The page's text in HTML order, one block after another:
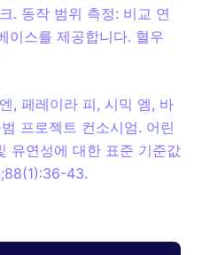
. 동작 범위 측정: 비교 연
이스를 제공합니다. 혈우
, 페레이라 피, 시믹 엠, 바
프로젝트 컨소시엄. 어린
유연성에 대한 표준 기준값
43.